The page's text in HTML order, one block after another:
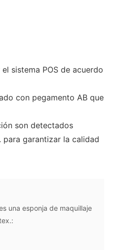
sistema POS de acuerdo
con pegamento AB que
son detectados
garantizar la calidad
una esponja de maquillaje